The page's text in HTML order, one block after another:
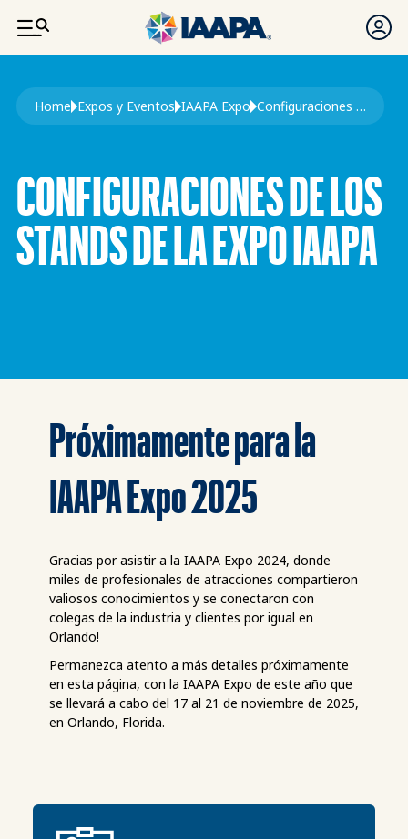
PASAR AL CONTENIDO PRINCIPAL
Ruta de navegación
Home Expos y Eventos IAAPA Expo Configuraciones de Los Stands de La Expo IAAPA
CONFIGURACIONES DE LOS
STANDS DE LA EXPO IAAPA
Próximamente para la
IAAPA Expo 2025
Gracias por asistir a la IAAPA Expo 2024, donde
miles de profesionales de atracciones compartieron
valiosos conocimientos y se conectaron con
colegas de la industria y clientes por igual en
Orlando!
Permanezca atento a más detalles próximamente
en esta página, con la IAAPA Expo de este año que
se llevará a cabo del 17 al 21 de noviembre de 2025,
en Orlando, Florida.